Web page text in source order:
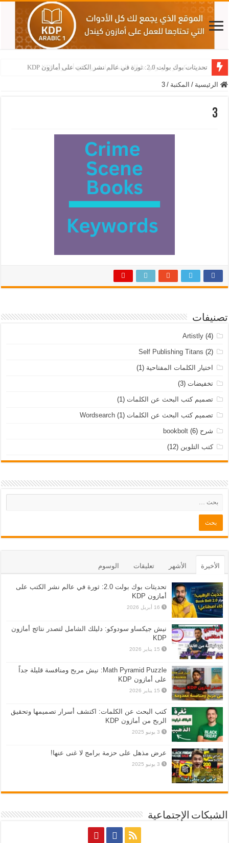
تحديثات بوك بولت 2.0: ثورة في عالم نشر الكتب على أمازون KDP
نيش جيكساو سودوكو: دليلك الشامل لتصدر نتائج أمازون KDP
الرئيسية / المكتبة /
3
3
تصنيفات
Artistly(4)
Self Publishing Titans (2)
اختيار الكلمات المفتاحية (1)
تخفيضات (3)
تصميم كتب البحث عن الكلمات (1)
تصميم كتب البحث عن الكلمات Wordsearch(1)
شرح bookbolt(6)
كتب التلوين (12)
الأخيرة الأشهر تعليقات الوسوم
تحديثات بوك بولت 2.0: ثورة في عالم نشر الكتب على
أمازون KDP
16 أبريل 2026
نيش جيكساو سودوكو: دليلك الشامل لتصدر نتائج أمازون
KDP
15 يناير 2026
Math Pyramid Puzzle: نيش مربح ومنافسة قليلة جداً
على أمازون KDP
15 يناير 2026
كتب البحث عن الكلمات: اكتشف أسرار تصميمها وتحقيق
الربح من أمازون KDP
3 يونيو 2025
عرض مذهل على حزمة برامج لا غنى عنها!
3 يونيو 2025
الشبكات الإجتماعية